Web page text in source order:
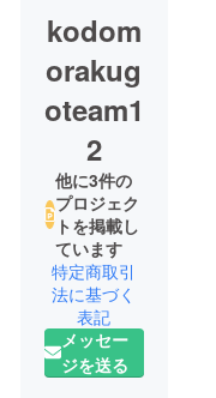
kodom
orakug
oteam1
2
他に3件の
プロジェク
トを掲載し
ています
特定商取引
法に基づく
表記
メッセー
ジを送る